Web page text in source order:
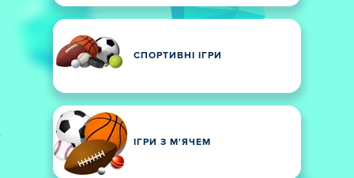
СПОРТИВНІ ІГРИ
ІГРИ З М'ЯЧЕМ